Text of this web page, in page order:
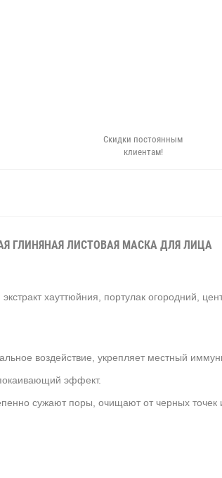
Скидки постоянным
клиентам!
ГЛИНЯНАЯ ЛИСТОВАЯ МАСКА ДЛЯ ЛИЦА
хауттюйния, портулак огородний,
воздействие, укрепляет местный
эффект.
сужают поры, очищают от черных точек